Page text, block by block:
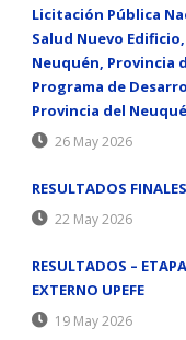
Licitación Pública
Salud Nuevo
Neuquén, Provincia
Programa de
Provincia del
26 May 2026
RESULTADOS
22 May 2026
RESULTADOS –
EXTERNO UPEFE
19 May 2026